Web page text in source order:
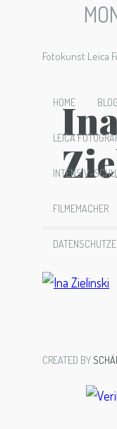
Fotokunst Leica
HOME BLOG
LEICA
INTENSIV-
FILMEMACHER
CREATED BY